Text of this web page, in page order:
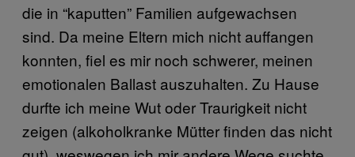
die in “kaputten” Familien aufgewachsen
sind. Da meine Eltern mich nicht auffangen
konnten, fiel es mir noch schwerer, meinen
emotionalen Ballast auszuhalten. Zu Hause
durfte ich meine Wut oder Traurigkeit nicht
zeigen (alkoholkranke Mütter finden das nicht